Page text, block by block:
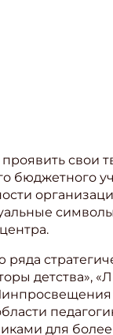
свои
бюджетного
ряда
детства»,
для